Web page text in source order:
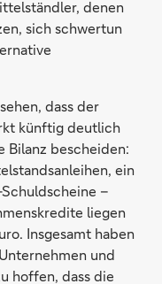
denen
sich schwertun
dass der
künftig deutlich
Bilanz bescheiden:
ein
–
liegen
Insgesamt haben
und
hoffen, dass die